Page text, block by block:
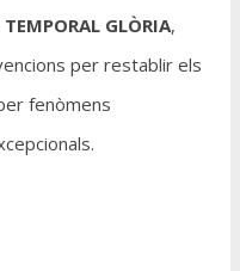
GLÒRIA,
per restablir els
fenòmens